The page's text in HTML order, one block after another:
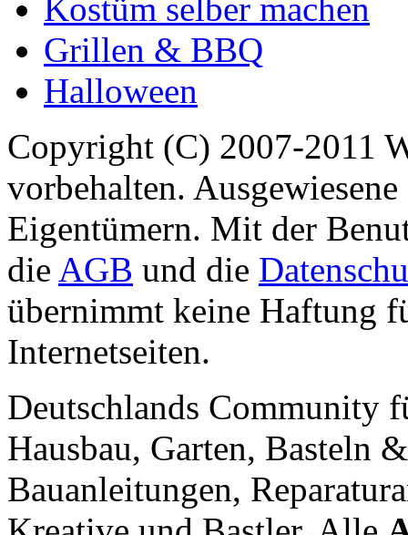
Kostüm selber machen
Grillen & BBQ
Halloween
Copyright (C) 2007-2011
vorbehalten.
Eigentümern. Mit der
die AGB und die
übernimmt keine Haftung
Internetseiten.
Deutschlands Community
Hausbau, Garten, Basteln
Bauanleitungen,